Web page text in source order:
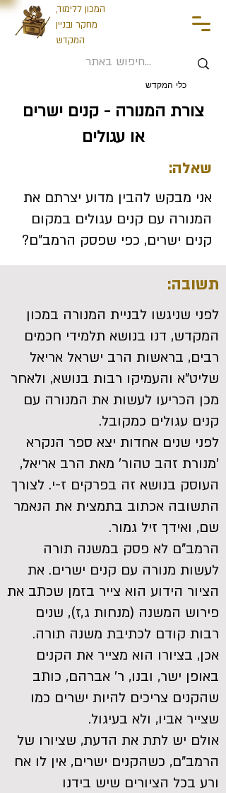
המכון ללימוד,
מחקר ובניין
המקדש
כלי המקדש
צורת המנורה - קנים ישרים
או עגולים
שאלה:
אני מבקש להבין מדוע יצרתם את
המנורה עם קנים עגולים במקום
קנים ישרים, כפי שפסק הרמב"ם?
תשובה:
לפני שניגשו לבניית המנורה במכון
המקדש, דנו בנושא תלמידי חכמים
רבים, בראשות הרב ישראל אריאל
שליט"א והעמיקו רבות בנושא, ולאחר
מכן הכריעו לעשות את המנורה עם
קנים עגולים כמקובל.
לפני שנים אחדות יצא ספר הנקרא
'מנורת זהב טהור' מאת הרב אריאל,
העוסק בנושא זה בפרקים ז-י. לצורך
התשובה אכתוב בתמצית את הנאמר
שם, ואידך זיל גמור.
הרמב"ם לא פסק במשנה תורה
לעשות מנורה עם קנים ישרים. את
הציור הידוע הוא צייר בזמן שכתב את
פירוש המשנה (מנחות ג,ז), שנים
רבות קודם לכתיבת משנה תורה.
אכן, בציורו הוא מצייר את הקנים
באופן ישר, ובנו, ר' אברהם, כותב
שהקנים צריכים להיות ישרים כמו
שצייר אביו, ולא בעיגול.
אולם יש לתת את הדעת, שציורו של
הרמב"ם, כשהקנים ישרים, אין לו אח
ורע בכל הציורים שיש בידנו